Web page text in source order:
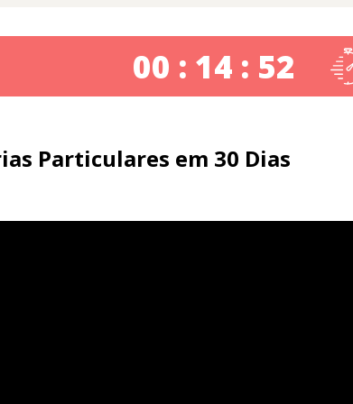
00 : 14 : 51
Particulares em 30 Dias